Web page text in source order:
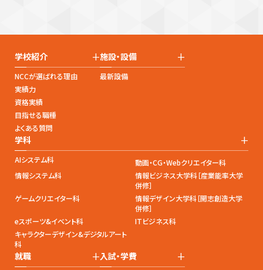
学校紹介 +
NCCが選ばれる理由
実績力
資格実績
目指せる職種
よくある質問
施設・設備 +
最新設備
学科 +
AIシステム科
動画・CG・Webクリエイター科
情報システム科
情報ビジネス大学科［産業能率大学
併修］
ゲームクリエイター科
情報デザイン大学科［開志創造大学
併修］
eスポーツ&イベント科
ITビジネス科
キャラクターデザイン&デジタルアート
科
就職 +入試・学費 +